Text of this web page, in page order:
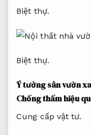
Biệt thự.
Biệt thự.
Ý tưởng sân vườn
Chống thấm hiệu
Cung cấp vật tư.